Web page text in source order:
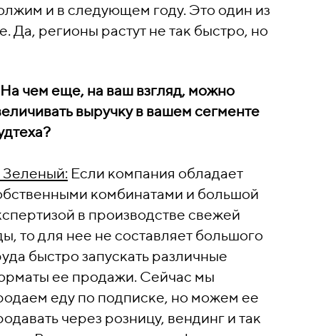
и в следующем году. Это один из
регионы растут не так быстро, но
На чем еще, на ваш взгляд, можно
выручку в вашем сегменте
Зеленый: Если компания обладает
комбинатами и большой
в производстве свежей
то для нее не составляет большого
быстро запускать различные
ее продажи. Сейчас мы
еду по подписке, но можем ее
через розницу, вендинг и так